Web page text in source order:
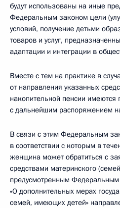
будут использованы на иные
Федеральным законом цели
условий, получение детьми
товаров и услуг,
адаптации и интеграции в
Вместе с тем на практике в
от направления указанных
накопительной пенсии
с дальнейшим распоряжением
В связи с этим Федеральным
в соответствии с которым в
женщина может обратиться с
средствами материнского
предусмотренным
«О дополнительных мерах
семей, имеющих детей»